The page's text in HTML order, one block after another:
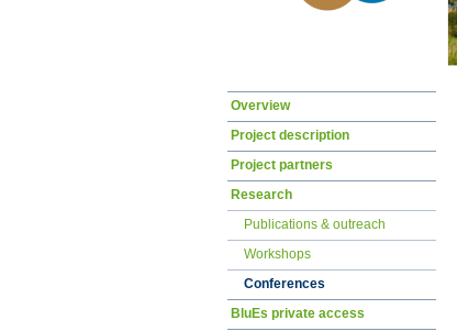
Skip
Overview
Project description
Project partners
Research
Publications & outreach
Workshops
Conferences
BluEs private access